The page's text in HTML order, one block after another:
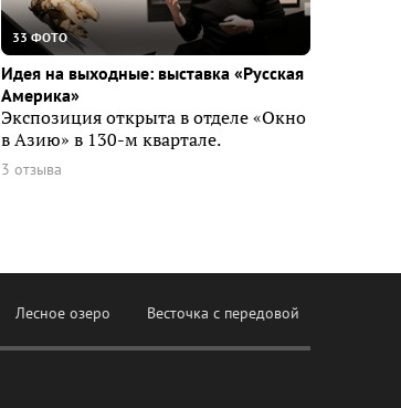
33 ФОТО
Идея на выходные: выставка «Русская
Америка»
Экспозиция открыта в отделе «Окно
в Азию» в 130-м квартале.
3 отзыва
Лесное озеро Весточка с передовой